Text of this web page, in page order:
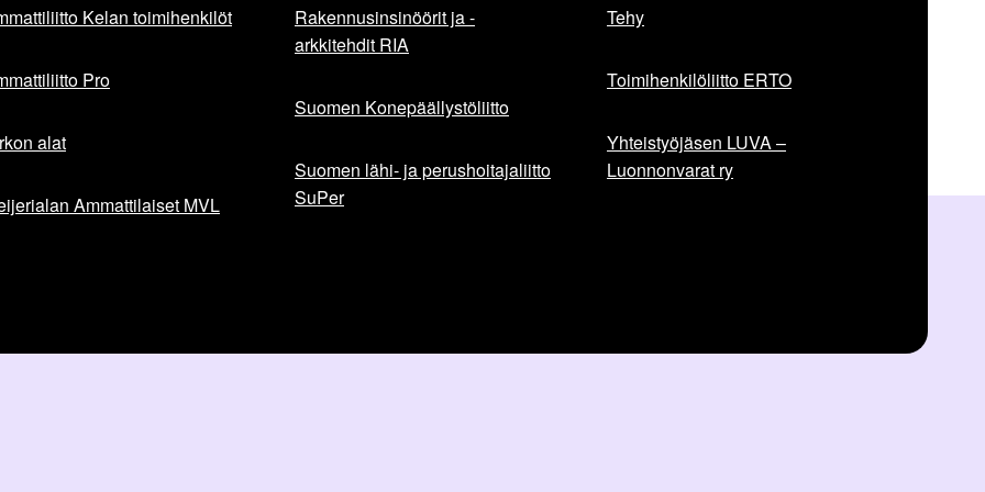
Kelan toimihenkilöt
Pro
alat
Ammattilaiset MVL
Rakennusinsinöörit ja -
arkkitehdit RIA
Suomen Konepäällystöliitto
Suomen lähi- ja perushoitajaliitto
SuPer
Tehy
Toimihenkilöliitto ERTO
Yhteistyöjäsen LUVA –
Luonnonvarat ry